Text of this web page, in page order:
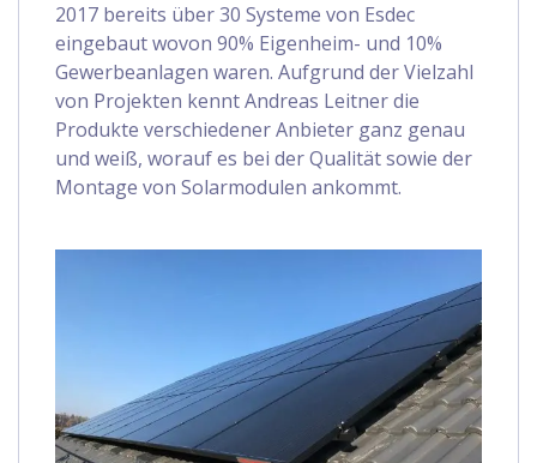
2017 bereits über 30 Systeme von Esdec
eingebaut wovon 90% Eigenheim- und 10%
Gewerbeanlagen waren. Aufgrund der Vielzahl
von Projekten kennt Andreas Leitner die
Produkte verschiedener Anbieter ganz genau
und weiß, worauf es bei der Qualität sowie der
Montage von Solarmodulen ankommt.